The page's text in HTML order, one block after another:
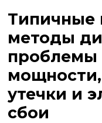
Типичные
методы
проблемы
утечки и
сбои